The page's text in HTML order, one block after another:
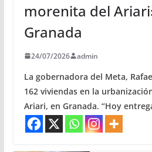
morenita del
Granada
24/07/2026 admin
La gobernadora del Meta,
162 viviendas en la
Ariari, en Granada. “Hoy